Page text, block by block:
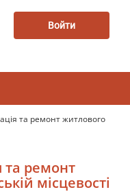
Войти
та ремонт житлового
та ремонт
місцевості